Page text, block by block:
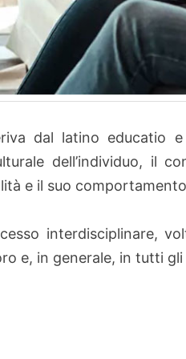
dal latino educatio
dell’individuo, il
e il suo
interdisciplinare,
e, in generale, in tutti